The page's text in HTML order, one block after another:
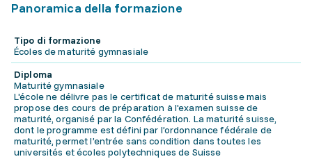
Panoramica della formazione
Tipo di formazione
Écoles de maturité gymnasiale
Diploma
Maturité gymnasiale
L'école ne délivre pas le certificat de maturité suisse mais
propose des cours de préparation à l'examen suisse de
maturité, organisé par la Confédération. La maturité suisse,
dont le programme est défini par l’ordonnance fédérale de
maturité, permet l’entrée sans condition dans toutes les
universités et écoles polytechniques de Suisse